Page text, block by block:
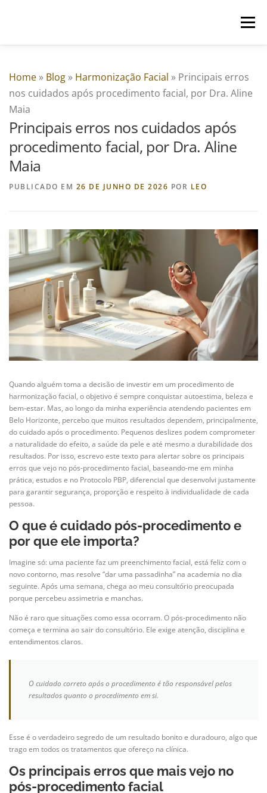
Menu
DEPOIMENTOS
Home » Blog » Harmonização Facial » Principais erros
nos cuidados após procedimento facial, por Dra. Aline
Maia
Principais erros nos cuidados após
procedimento facial, por Dra. Aline
Maia
PUBLICADO EM 26 DE JUNHO DE 2026 POR LEO
Quando alguém toma a decisão de investir em um procedimento de
harmonização facial, o objetivo é sempre conquistar autoestima, beleza e
bem-estar. Mas, ao longo da minha experiência atendendo pacientes em
Belo Horizonte, percebo que muitos resultados dependem, principalmente,
do cuidado após o procedimento. Pequenos deslizes podem comprometer
a naturalidade do efeito, a saúde da pele e até mesmo a durabilidade dos
resultados. Por isso, escrevo este texto para alertar sobre os principais
erros que vejo no pós-procedimento facial, baseando-me em minha
prática, estudos e no Protocolo PBP, diferencial que desenvolvi justamente
para garantir segurança, proporção e respeito à individualidade de cada
pessoa.
O que é cuidado pós-procedimento e
por que ele importa?
Imagine só: uma paciente faz um preenchimento facial, está feliz com o
novo contorno, mas resolve “dar uma passadinha” na academia no dia
seguinte. Após uma semana, chega ao meu consultório preocupada
porque percebeu assimetria e manchas.
Não é raro que situações como essa ocorram. O pós-procedimento não
começa e termina ao sair do consultório. Ele exige atenção, disciplina e
entendimentos claros.
O cuidado correto após o procedimento é tão responsável pelos
resultados quanto o procedimento em si.
Esse é o verdadeiro segredo de um resultado bonito e duradouro, algo que
trago em todos os tratamentos que ofereço na clínica.
Os principais erros que mais vejo no
pós-procedimento facial